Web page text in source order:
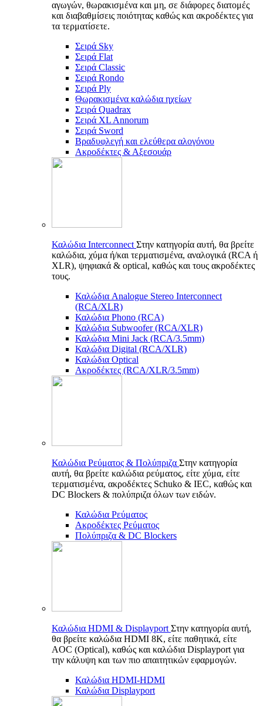
αγωγών, θωρακισμένα και μη, σε διάφορες διατομές
και διαβαθμίσεις ποιότητας καθώς και ακροδέκτες για
τα τερματίσετε.
Σειρά Sky
Σειρά Flat
Σειρά Classic
Σειρά Rondo
Σειρά Ply
Θωρακισμένα καλώδια ηχείων
Σειρά Quadrax
Σειρά XL Annorum
Σειρά Sword
Βραδυφλεγή και ελεύθερα αλογόνου
Ακροδέκτες & Αξεσουάρ
Καλώδια Interconnect Στην κατηγορία αυτή, θα βρείτε
καλώδια, χύμα ή/και τερματισμένα, αναλογικά (RCA ή
XLR), ψηφιακά & optical, καθώς και τους ακροδέκτες
τους.
Καλώδια Analogue Stereo Interconnect
(RCA/XLR)
Καλώδια Phono (RCA)
Καλώδια Subwoofer (RCA/XLR)
Καλώδια Mini Jack (RCA/3.5mm)
Καλώδια Digital (RCA/XLR)
Καλώδια Optical
Ακροδέκτες (RCA/XLR/3.5mm)
Καλώδια Ρεύματος & Πολύπριζα Στην κατηγορία
αυτή, θα βρείτε καλώδια ρεύματος, είτε χύμα, είτε
τερματισμένα, ακροδέκτες Schuko & IEC, καθώς και
DC Blockers & πολύπριζα όλων των ειδών.
Καλώδια Ρεύματος
Ακροδέκτες Ρεύματος
Πολύπριζα & DC Blockers
Καλώδια HDMI & Displayport Στην κατηγορία αυτή,
θα βρείτε καλώδια HDMI 8K, είτε παθητικά, είτε
AOC (Optical), καθώς και καλώδια Displayport για
την κάλυψη και των πιο απαιτητικών εφαρμογών.
Καλώδια HDMI-HDMI
Καλώδια Displayport